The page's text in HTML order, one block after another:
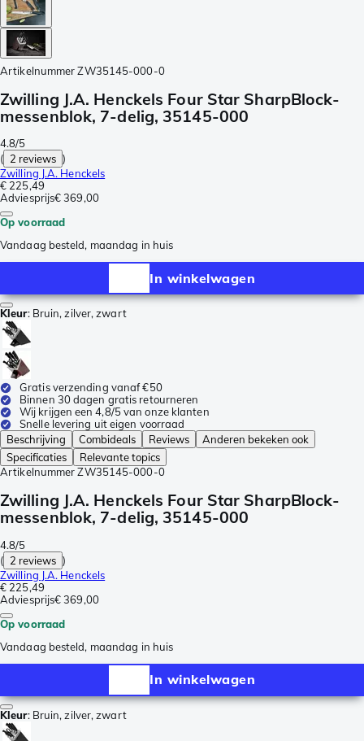
Artikelnummer ZW35145-000-0
Zwilling J.A. Henckels Four Star SharpBlock-
messenblok, 7-delig, 35145-000
4.8/5
( 2 reviews )
Zwilling J.A. Henckels
€ 225,49
Adviesprijs€ 369,00
Op voorraad
Vandaag besteld, maandag in huis
In winkelwagen
Kleur: Bruin, zilver, zwart
Gratis verzending vanaf €50
Binnen 30 dagen gratis retourneren
Wij krijgen een 4,8/5 van onze klanten
Snelle levering uit eigen voorraad
Beschrijving
Combideals Reviews
Anderen bekeken ook
Specificaties
Relevante topics
Artikelnummer ZW35145-000-0
Zwilling J.A. Henckels Four Star SharpBlock-
messenblok, 7-delig, 35145-000
4.8/5
( 2 reviews )
Zwilling J.A. Henckels
€ 225,49
Adviesprijs€ 369,00
Op voorraad
Vandaag besteld, maandag in huis
In winkelwagen
Kleur: Bruin, zilver, zwart